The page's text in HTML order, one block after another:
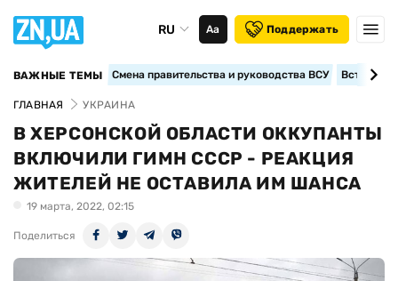
RU Аа Поддержать
ВАЖНЫЕ ТЕМЫ Смена правительства и руководства ВСУ
ГЛАВНАЯ УКРАИНА
В ХЕРСОНСКОЙ ОБЛАСТИ ОККУПАНТЫ
ВКЛЮЧИЛИ ГИМН СССР - РЕАКЦИЯ
ЖИТЕЛЕЙ НЕ ОСТАВИЛА ИМ ШАНСА
19 марта, 2022, 02:15
Поделиться